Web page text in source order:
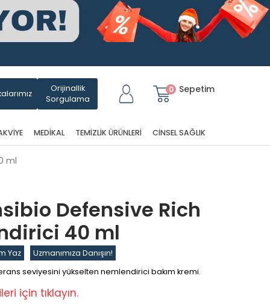
Sepetim
0
Orijinallik
Sorgulama
MEDIKAL TEMIZLIK ÜRÜNLERI CINSEL SAĞLIK
ml
Defensive Rich
40 ml
Yaz
Uzmanımıza Danışın!
seviyesini yükselten nemlendirici bakım kremi.
için tıklayın.